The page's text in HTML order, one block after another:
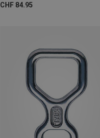
CHF 84.95